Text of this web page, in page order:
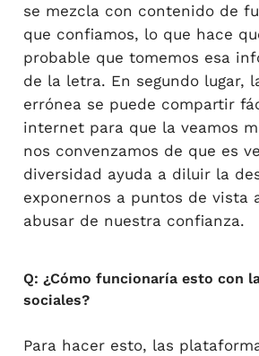
se mezcla con contenido de
que confiamos, lo que hace
probable que tomemos esa
de la letra. En segundo lugar,
errónea se puede compartir
internet para que la veamos
nos convenzamos de que es
diversidad ayuda a diluir la
exponernos a puntos de vista
abusar de nuestra confianza.
Q: ¿Cómo funcionaría esto con
sociales?
Para hacer esto, las